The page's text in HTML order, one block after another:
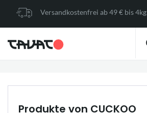
Versandkostenfrei ab 49 € bis
Produkte von CUCKOO